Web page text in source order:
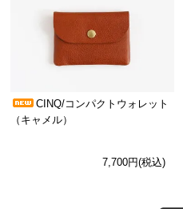
CINQ/コンパクトウォレット
（キャメル）
7,700円(税込)